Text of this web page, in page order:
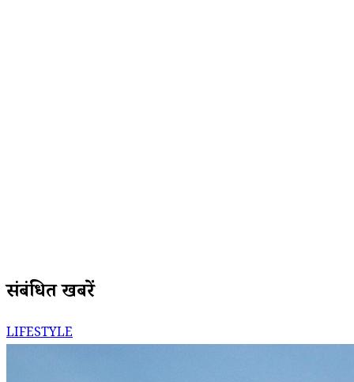
संबंधित खबरें
LIFESTYLE